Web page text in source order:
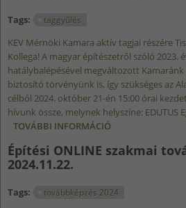
Tags: taggyűlés
KEV Mérnöki Kamara aktív tagjai részére
Kollega! A magyar építészetről szóló 2023.
hatálybalépésével megváltozott
biztosító törvényünk is, így szükséges az
célból 2024. október 21-én 15:00 órai
hívunk össze, melynek helyszíne: EDUTUS
TOVÁBBI INFORMÁCIÓ
Építési ONLINE szakmai
2024.11.22.
Tags: továbbképzés 2024